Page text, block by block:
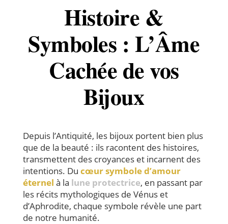
Histoire &
Symboles : L’Âme
Cachée de vos
Bijoux
Depuis l’Antiquité, les bijoux portent bien plus
que de la beauté : ils racontent des histoires,
transmettent des croyances et incarnent des
intentions. Du cœur symbole d’amour
éternel à la lune protectrice, en passant par
les récits mythologiques de Vénus et
d’Aphrodite, chaque symbole révèle une part
de notre humanité.